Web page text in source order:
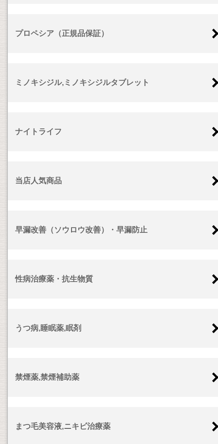
プロペシア（正規品保証）
ミノキシジル,ミノキシジルタブレット
ナイトライフ
当店人気商品
早漏改善（ソウロウ改善）・早漏防止
性病治療薬・抗生物質
うつ病,睡眠薬,眠剤
禁煙薬,禁煙補助薬
まつ毛美容液,ニキビ治療薬